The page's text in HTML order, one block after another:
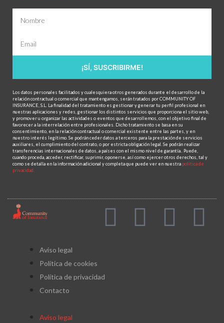
¡SÍ, SUSCRIBIRME!
Los datos personales facilitados y cualesquiera otros generados durante el desarrollo de la
relación contractual o comercial que mantengamos, serán tratados por COMMUNITY OF
INSURANCE, S.L. La finalidad del tratamiento es gestionar y generar tu perfil profesional en
nuestras aplicaciones y redes, gestionar los distintos servicios que proporciona el sitio web,
y promover u organizar las actividades o eventos que desarrollemos, con el objetivo final de
favorecer a la interrelación entre profesionales. Dicho tratamiento se basa en su
consentimiento, en la relación contractual o comercial existente entre las partes, y en
nuestro interés legítimo. Se podrán ceder datos a terceros para la prestación de servicios
auxiliares, el cumplimiento del contrato, o por estricta obligación legal. Se podrán realizar
transferencias internacionales de datos, a países con el mismo nivel de garantía.. Puede,
cuando proceda, acceder, rectificar, suprimir, oponerse, así como ejercer otros derechos, tal y
como se detalla en la información adicional y completa que puede ver en nuestra política de
privacidad.
Aviso legal
Política de cookies
Política de privacidad
Contacto
Aviso legal